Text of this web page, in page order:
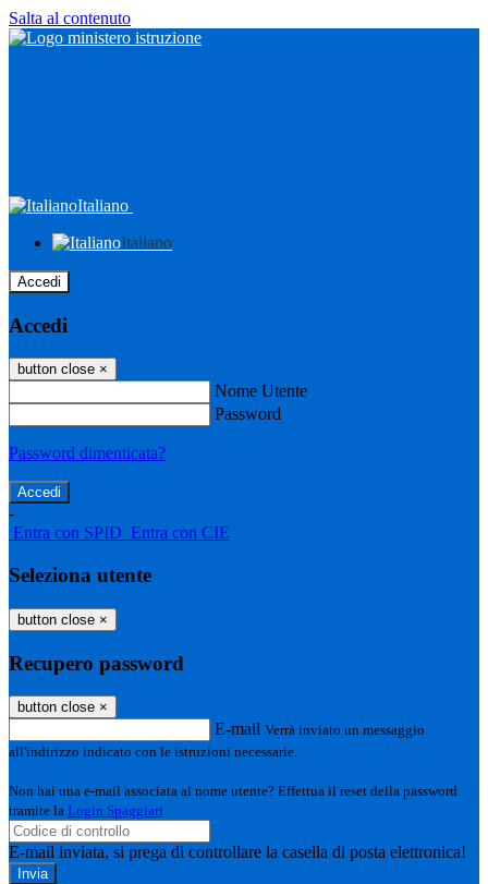
Salta al contenuto
Italiano
Italiano
Accedi
Accedi
button close ×
Nome Utente
Password
Password dimenticata?
-
Entra con SPID Entra con CIE
Seleziona utente
button close ×
Recupero password
button close ×
E-mail Verrà inviato un messaggio
all'indirizzo indicato con le istruzioni necessarie.
Non hai una e-mail associata al nome utente? Effettua il reset della password
tramite la Login Spaggiari
E-mail inviata, si prega di controllare la casella di posta elettronica!